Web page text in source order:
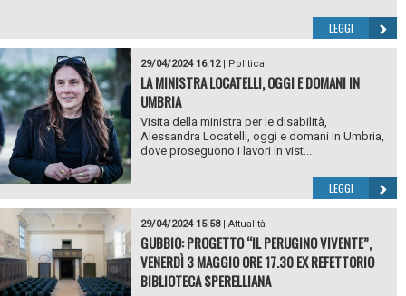
LEGGI
29/04/2024 16:12| Politica
LA MINISTRA LOCATELLI, OGGI E DOMANI IN
UMBRIA
Visita della ministra per le disabilità,
Alessandra Locatelli, oggi e domani in Umbria,
dove proseguono i lavori in vist...
LEGGI
29/04/2024 15:58| Attualità
GUBBIO: PROGETTO “IL PERUGINO VIVENTE”,
VENERDÌ 3 MAGGIO ORE 17.30 EX REFETTORIO
BIBLIOTECA SPERELLIANA